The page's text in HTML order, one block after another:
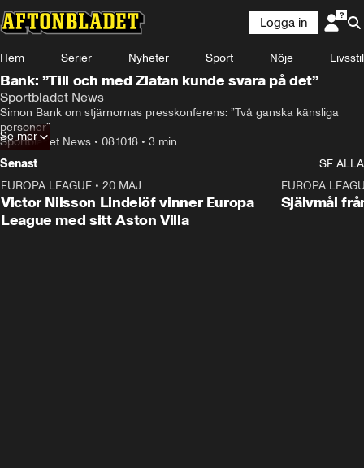
Logga in
Hem Serier Nyheter Sport Nöje Livsstil
Bank: ”Till och med Zlatan kunde svara på det”
Sportbladet News
Simon Bank om stjärnornas presskonferens: ”Två ganska känsliga
personer”
Sportbladet News • 08.10.18 • 3 min
Se mer
Senast
SE ALLA
EUROPA LEAGUE • 20 MAJ
Victor Nilsson Lindelöf vinner Europa
League med sitt Aston Villa
EUROPA
Självmål